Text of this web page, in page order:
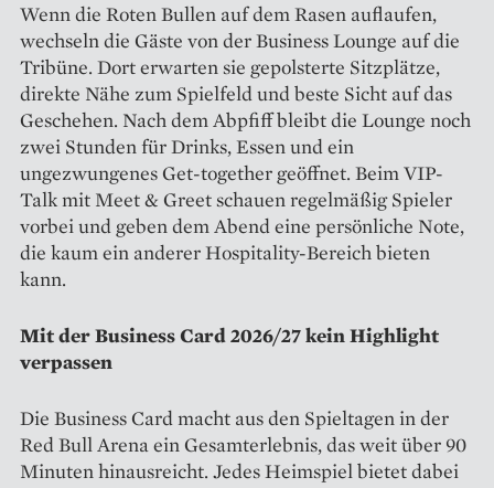
Wenn die Roten Bullen auf dem Rasen auflaufen,
wechseln die Gäste von der Business Lounge auf die
Tribüne. Dort erwarten sie gepolsterte Sitzplätze,
direkte Nähe zum Spielfeld und beste Sicht auf das
Geschehen. Nach dem Abpfiff bleibt die Lounge noch
zwei Stunden für Drinks, Essen und ein
ungezwungenes Get-together geöffnet. Beim VIP-
Talk mit Meet & Greet schauen regelmäßig Spieler
vorbei und geben dem Abend eine persönliche Note,
die kaum ein anderer Hospitality-Bereich bieten
kann.
Mit der Business Card 2026/27 kein Highlight
verpassen
Die Business Card macht aus den Spieltagen in der
Red Bull Arena ein Gesamterlebnis, das weit über 90
Minuten hinausreicht. Jedes Heimspiel bietet dabei